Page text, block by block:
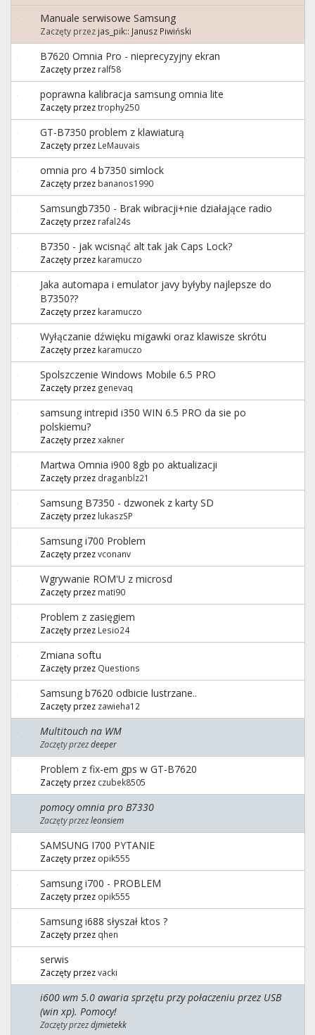
Manuale serwisowe Samsung
Zaczęty przez jas_pik:: Janusz Piwiński
B7620 Omnia Pro - nieprecyzyjny ekran
Zaczęty przez ralf58
poprawna kalibracja samsung omnia lite
Zaczęty przeztrophy250
GT-B7350 problem z klawiaturą
Zaczęty przez LeMauvais
omnia pro 4 b7350 simlock
Zaczęty przez bananos1990
Samsungb7350 - Brak wibracji+nie działające radio
Zaczęty przez rafal24s
B7350 - jak wcisnąć alt tak jak Caps Lock?
Zaczęty przez karamuczo
Jaka automapa i emulator javy byłyby najlepsze do
B7350??
Zaczęty przez karamuczo
Wyłączanie dźwięku migawki oraz klawisze skrótu
Zaczęty przez karamuczo
Spolszczenie Windows Mobile 6.5 PRO
Zaczęty przez genevaq
samsung intrepid i350 WIN 6.5 PRO da sie po
polskiemu?
Zaczęty przezxakner
Martwa Omnia i900 8gb po aktualizacji
Zaczęty przez draganblz21
Samsung B7350 - dzwonek z karty SD
Zaczęty przez lukaszSP
Samsung i700 Problem
Zaczęty przezvconanv
Wgrywanie ROM'U z microsd
Zaczęty przez mati90
Problem z zasięgiem
Zaczęty przez Lesio24
Zmiana softu
Zaczęty przez Questions
Samsung b7620 odbicie lustrzane..
Zaczęty przez zawieha12
Multitouch na WM
Zaczęty przezdeeper
Problem z fix-em gps w GT-B7620
Zaczęty przez czubek8505
pomocy omnia pro B7330
Zaczęty przezleonsiem
SAMSUNG I700 PYTANIE
Zaczęty przez opik555
Samsung i700 - PROBLEM
Zaczęty przez opik555
Samsung i688 słyszał ktos ?
Zaczęty przez qhen
serwis
Zaczęty przezvacki
i600 wm 5.0 awaria sprzętu przy połaczeniu przez USB
(win xp). Pomocy!
Zaczęty przezdjmietekk